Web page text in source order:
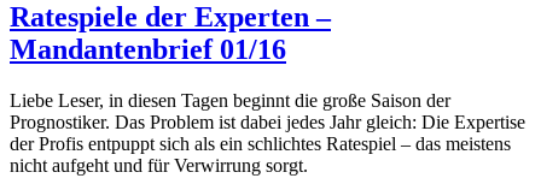
Ratespiele der Experten –
Mandantenbrief 01/16
Liebe Leser, in diesen Tagen beginnt die große Saison der
Prognostiker. Das Problem ist dabei jedes Jahr gleich: Die Expertise
der Profis entpuppt sich als ein schlichtes Ratespiel – das meistens
nicht aufgeht und für Verwirrung sorgt.